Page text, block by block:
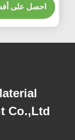
إنتاج 5-17 متر/دقيقة
احصل على
Co.,Ltd